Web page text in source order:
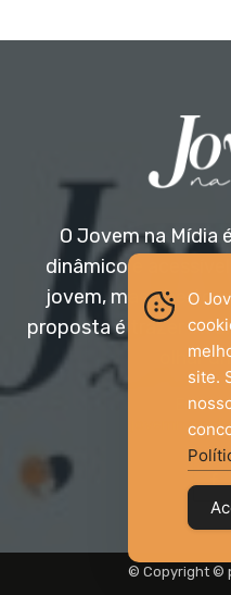
O Jovem na Mídia
dinâmico e
jovem, mas aberto a
proposta é trazer
olhar
Entre
© Copyright ©
O
site.